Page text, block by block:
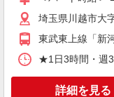
ス
日・
給
円 ★
キープ
埼玉県川越市大
東武東上線「新
★1日3時間・週
詳細を見る